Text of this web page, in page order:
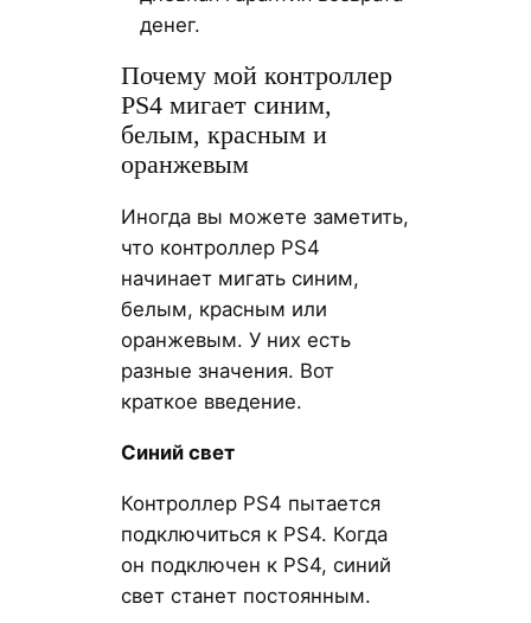
денег.
Почему мой контроллер
PS4 мигает синим,
белым, красным и
оранжевым
Иногда вы можете заметить,
что контроллер PS4
начинает мигать синим,
белым, красным или
оранжевым. У них есть
разные значения. Вот
краткое введение.
Синий свет
Контроллер PS4 пытается
подключиться к PS4. Когда
он подключен к PS4, синий
свет станет постоянным.